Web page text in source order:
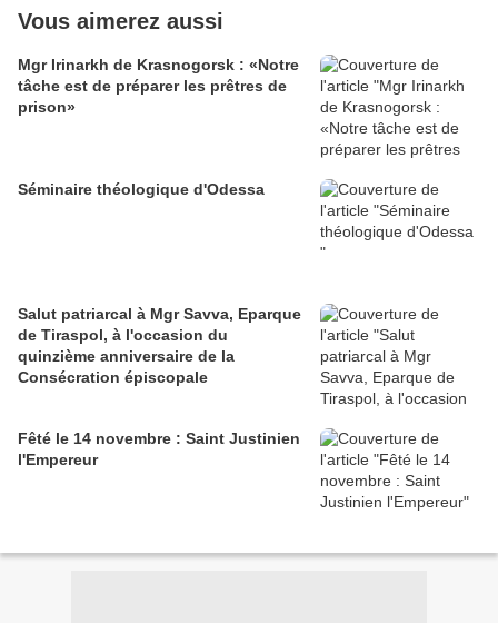
Vous aimerez aussi
Mgr Irinarkh de Krasnogorsk : «Notre
tâche est de préparer les prêtres de
prison»
Séminaire théologique d'Odessa
Salut patriarcal à Mgr Savva, Eparque
de Tiraspol, à l'occasion du
quinzième anniversaire de la
Consécration épiscopale
Fêté le 14 novembre : Saint Justinien
l'Empereur